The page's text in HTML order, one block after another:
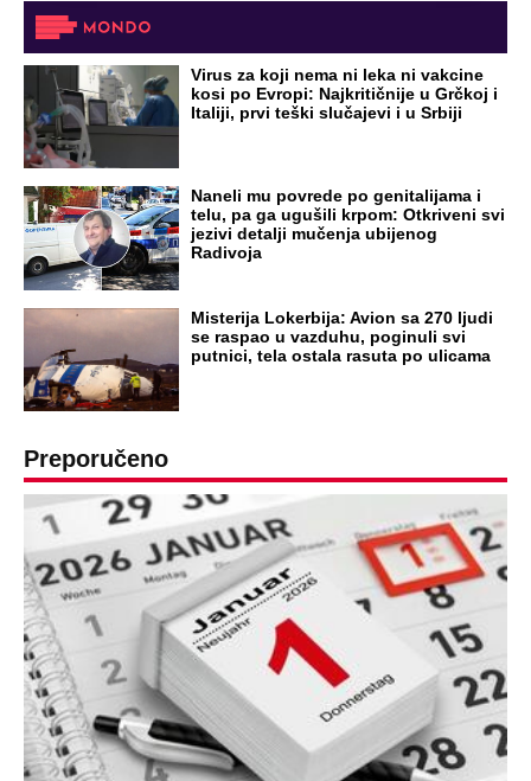
NA VREME SVE
Ovo su neradni dani početkom 2026.
godine: Organizujte sebi mini odmor od
čak četiri slobodna dana
OD NAVODNOG HEROJA DO BRUTALNOG UBICE
GENERAL IVAN STRELJAO SRBE, A
HRVATI GA SLAVILI KAO HEROJA KNINA:
Par godina kasnije išao od kuće do kuće i